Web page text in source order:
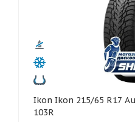
Ikon Ikon 215/65 R17 Autograph Snow 3 SUV
103R